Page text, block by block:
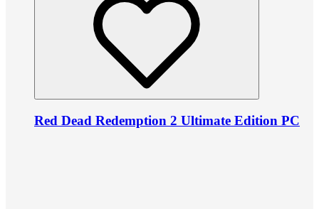
Red Dead Redemption 2 Ultimate Edition PC